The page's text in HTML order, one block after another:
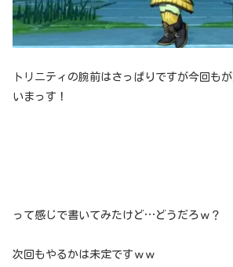
トリニティの腕前はさっぱりですが今回も
いまっす！
って感じで書いてみたけど…どうだろｗ？
次回もやるかは未定ですｗｗ